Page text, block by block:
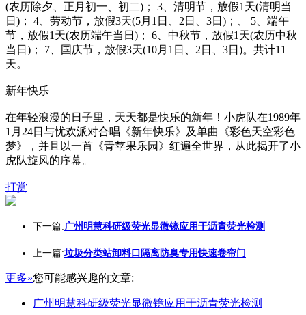
(农历除夕、正月初一、初二)； 3、清明节，放假1天(清明当
日)； 4、劳动节，放假3天(5月1日、2日、3日)；、 5、端午
节，放假1天(农历端午当日)； 6、中秋节，放假1天(农历中秋
当日)； 7、国庆节，放假3天(10月1日、2日、3日)。共计11
天。
新年快乐
在年轻浪漫的日子里，天天都是快乐的新年！小虎队在1989年
1月24日与忧欢派对合唱《新年快乐》及单曲《彩色天空彩色
梦》，并且以一首《青苹果乐园》红遍全世界，从此揭开了小
虎队旋风的序幕。
打赏
下一篇:广州明慧科研级荧光显微镜应用于沥青荧光检测
上一篇:垃圾分类站卸料口隔离防臭专用快速卷帘门
更多»您可能感兴趣的文章:
广州明慧科研级荧光显微镜应用于沥青荧光检测